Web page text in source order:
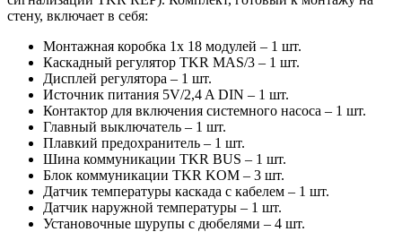
стену, включает в себя:
Монтажная коробка 1x 18 модулей – 1 шт.
Каскадный регулятор TKR МАS/3 – 1 шт.
Дисплей регулятора – 1 шт.
Источник питания 5V/2,4 A DIN – 1 шт.
Контактор для включения системного насоса – 1 шт.
Главный выключатель – 1 шт.
Плавкий предохранитель – 1 шт.
Шина коммуникации TKR BUS – 1 шт.
Блок коммуникации TKR KOM – 3 шт.
Датчик температуры каскада с кабелем – 1 шт.
Датчик наружной температуры – 1 шт.
Установочные шурупы с дюбелями – 4 шт.